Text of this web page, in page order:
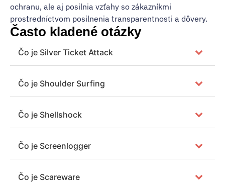
ochranu, ale aj posilnia vzťahy so zákazníkmi
prostredníctvom posilnenia transparentnosti a dôvery.
Často kladené otázky
Čo je Silver Ticket Attack
Čo je Shoulder Surfing
Čo je Shellshock
Čo je Screenlogger
Čo je Scareware